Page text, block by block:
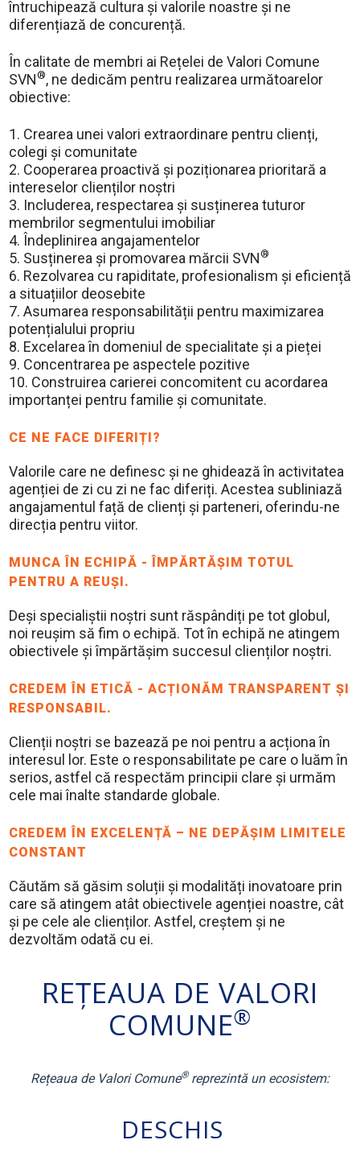
întruchipează cultura și valorile noastre și ne
diferențiază de concurență.
În calitate de membri ai Rețelei de Valori Comune
SVN®, ne dedicăm pentru realizarea următoarelor
obiective:
1. Crearea unei valori extraordinare pentru clienți,
colegi și comunitate
2. Cooperarea proactivă și poziționarea prioritară a
intereselor clienților noștri
3. Includerea, respectarea și susținerea tuturor
membrilor segmentului imobiliar
4. Îndeplinirea angajamentelor
5. Susținerea și promovarea mărcii SVN®
6. Rezolvarea cu rapiditate, profesionalism și eficiență
a situațiilor deosebite
7. Asumarea responsabilității pentru maximizarea
potențialului propriu
8. Excelarea în domeniul de specialitate și a pieței
9. Concentrarea pe aspectele pozitive
10. Construirea carierei concomitent cu acordarea
importanței pentru familie și comunitate.
CE NE FACE DIFERIȚI?
Valorile care ne definesc și ne ghidează în activitatea
agenției de zi cu zi ne fac diferiți. Acestea subliniază
angajamentul față de clienți și parteneri, oferindu-ne
direcția pentru viitor.
MUNCA ÎN ECHIPĂ - ÎMPĂRTĂȘIM TOTUL
PENTRU A REUȘI.
Deși specialiștii noștri sunt răspândiți pe tot globul,
noi reușim să fim o echipă. Tot în echipă ne atingem
obiectivele și împărtășim succesul clienților noștri.
CREDEM ÎN ETICĂ - ACȚIONĂM TRANSPARENT ȘI
RESPONSABIL.
Clienții noștri se bazează pe noi pentru a acționa în
interesul lor. Este o responsabilitate pe care o luăm în
serios, astfel că respectăm principii clare și urmăm
cele mai înalte standarde globale.
CREDEM ÎN EXCELENȚĂ – NE DEPĂȘIM LIMITELE
CONSTANT
Căutăm să găsim soluții și modalități inovatoare prin
care să atingem atât obiectivele agenției noastre, cât
și pe cele ale clienților. Astfel, creștem și ne
dezvoltăm odată cu ei.
REȚEAUA DE VALORI
COMUNE®
Rețeaua de Valori Comune®reprezintă un ecosistem:
DESCHIS